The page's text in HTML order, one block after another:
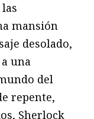
mansión
desolado,
una
del
repente,
Sherlock